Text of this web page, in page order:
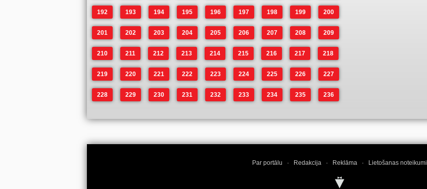
192 193 194 195 196 197 198 199 200
201 202 203 204 205 206 207 208 209
210 211 212 213 214 215 216 217 218
219 220 221 222 223 224 225 226 227
228 229 230 231 232 233 234 235 236
Par portālu · Redakcija · Reklāma · Lietošanas noteikumi